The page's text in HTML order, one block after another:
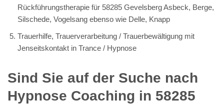
Rückführungstherapie für 58285 Gevelsberg Asbeck, Berge,
Silschede, Vogelsang ebenso wie Delle, Knapp
Trauerhilfe, Trauerverarbeitung / Trauerbewältigung mit
Jenseitskontakt in Trance / Hypnose
Sind Sie auf der Suche nach
Hypnose Coaching in 58285